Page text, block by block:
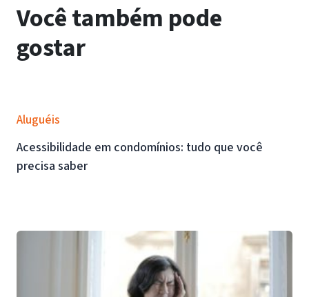
Você também pode
gostar
Aluguéis
Acessibilidade em condomínios: tudo que você
precisa saber